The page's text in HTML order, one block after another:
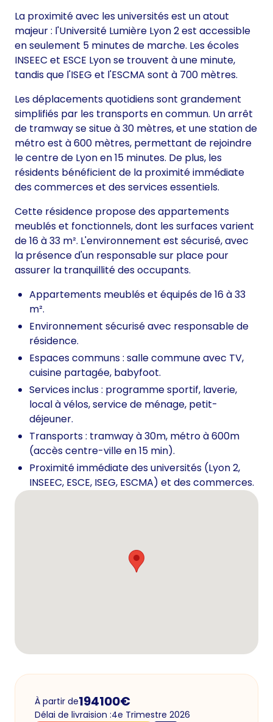
La proximité avec les universités est un atout
majeur : l'Université Lumière Lyon 2 est accessible
en seulement 5 minutes de marche. Les écoles
INSEEC et ESCE Lyon se trouvent à une minute,
tandis que l'ISEG et l'ESCMA sont à 700 mètres.
Les déplacements quotidiens sont grandement
simplifiés par les transports en commun. Un arrêt
de tramway se situe à 30 mètres, et une station de
métro est à 600 mètres, permettant de rejoindre
le centre de Lyon en 15 minutes. De plus, les
résidents bénéficient de la proximité immédiate
des commerces et des services essentiels.
Cette résidence propose des appartements
meublés et fonctionnels, dont les surfaces varient
de 16 à 33 m². L'environnement est sécurisé, avec
la présence d'un responsable sur place pour
assurer la tranquillité des occupants.
Appartements meublés et équipés de 16 à 33
m².
Environnement sécurisé avec responsable de
résidence.
Espaces communs : salle commune avec TV,
cuisine partagée, babyfoot.
Services inclus : programme sportif, laverie,
local à vélos, service de ménage, petit-
déjeuner.
Transports : tramway à 30m, métro à 600m
(accès centre-ville en 15 min).
Proximité immédiate des universités (Lyon 2,
INSEEC, ESCE, ISEG, ESCMA) et des commerces.
À partir de194100€
Délai de livraision :4e Trimestre 2026